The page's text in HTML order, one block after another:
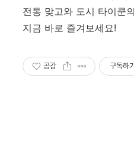
전통 맞고와 도시 타이쿤
지금 바로 즐겨보세요!
공감 구독하기